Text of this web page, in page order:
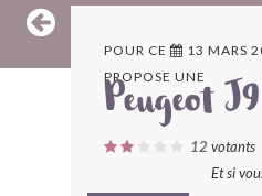
ARCHIVES
LES
POUR CE 13 MARS
PROPOSE UNE
Peugeot J9
12votants
Et si